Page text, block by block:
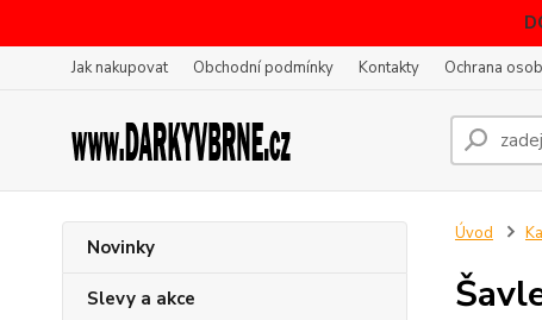
Jak nakupovat Obchodní podmínky Kontakty Ochrana
Novinky
Slevy a akce
Úvod